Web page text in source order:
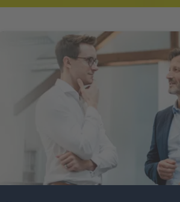
Weiter zu Ihr Ansprechpartner vor Ort